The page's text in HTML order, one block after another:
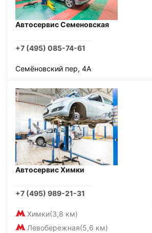
Автосервис Семеновская
+7 (495) 085-74-61
Семёновский пер, 4А
Автосервис Химки
+7 (495) 989-21-31
Химки(3,8 км)
Левобережная(5,6 км)